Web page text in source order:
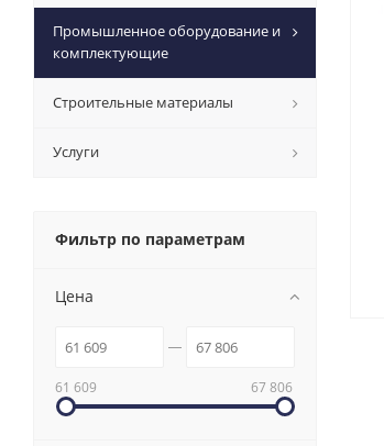
Промышленное оборудование и
комплектующие
Строительные материалы
Услуги
Фильтр по параметрам
Цена
61 609 67 806